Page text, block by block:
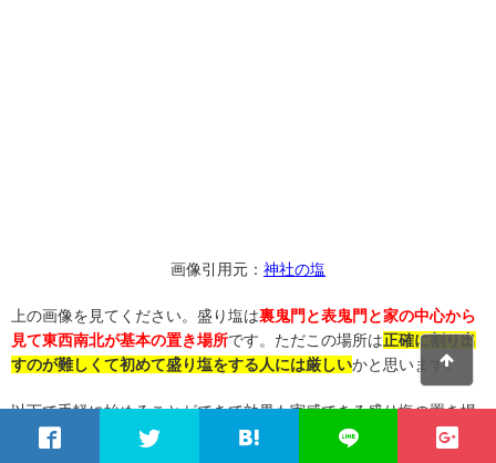
画像引用元： 神社の塩
上の画像を見てください。盛り塩は裏鬼門と表鬼門と家の中心から
見て東西南北が基本の置き場所です。ただこの場所は正確に割り出
すのが難しくて初めて盛り塩をする人には厳しいかと思います。
以下で手軽に始めることができて効果も実感できる盛り塩の置き場
所を紹介していきますね。